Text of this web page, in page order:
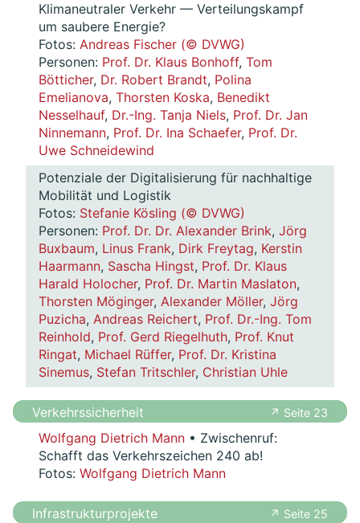
Klimaneutraler Verkehr — Verteilungskampf
um saubere Energie?
Fotos: Andreas Fischer (© DVWG)
Personen: Prof. Dr. Klaus Bonhoff, Tom
Bötticher, Dr. Robert Brandt, Polina
Emelianova, Thorsten Koska, Benedikt
Nesselhauf, Dr.-Ing. Tanja Niels, Prof. Dr. Jan
Ninnemann, Prof. Dr. Ina Schaefer, Prof. Dr.
Uwe Schneidewind
Potenziale der Digitalisierung für nachhaltige
Mobilität und Logistik
Fotos: Stefanie Kösling (© DVWG)
Personen: Prof. Dr. Dr. Alexander Brink, Jörg
Buxbaum, Linus Frank, Dirk Freytag, Kerstin
Haarmann, Sascha Hingst, Prof. Dr. Klaus
Harald Holocher, Prof. Dr. Martin Maslaton,
Thorsten Möginger, Alexander Möller, Jörg
Puzicha, Andreas Reichert, Prof. Dr.-Ing. Tom
Reinhold, Prof. Gerd Riegelhuth, Prof. Knut
Ringat, Michael Rüffer, Prof. Dr. Kristina
Sinemus, Stefan Tritschler, Christian Uhle
Verkehrssicherheit ↗ Seite 23
Wolfgang Dietrich Mann • Zwischenruf:
Schafft das Verkehrszeichen 240 ab!
Fotos: Wolfgang Dietrich Mann
Infrastrukturprojekte ↗ Seite 25